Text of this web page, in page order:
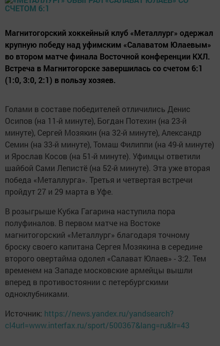
Магнитогорский хоккейный клуб «Металлург» одержал
крупную победу над уфимским «Салаватом Юлаевым»
во втором матче финала Восточной конференции КХЛ.
Встреча в Магнитогорске завершилась со счетом 6:1
(1:0, 3:0, 2:1) в пользу хозяев.
Голами в составе победителей отличились Денис
Осипов (на 11-й минуте), Богдан Потехин (на 23-й
минуте), Сергей Мозякин (на 32-й минуте), Александр
Семин (на 33-й минуте), Томаш Филиппи (на 49-й минуте)
и Ярослав Косов (на 51-й минуте). Уфимцы ответили
шайбой Сами Лепистё (на 52-й минуте). Эта уже вторая
победа «Металлурга». Третья и четвертая встречи
пройдут 27 и 29 марта в Уфе.
В розыгрыше Кубка Гагарина наступила пора
полуфиналов. В первом матче на Востоке
магнитогорский «Металлург» благодаря точному
броску своего капитана Сергея Мозякина в середине
второго овертайма одолел «Салават Юлаев» - 3:2. Тем
временем на Западе московские армейцы вышли
вперед в противостоянии с петербургскими
одноклубниками.
Источник: https://news.yandex.ru/yandsearch?
cl4url=www.interfax.ru/sport/500367&lang=ru&lr=43